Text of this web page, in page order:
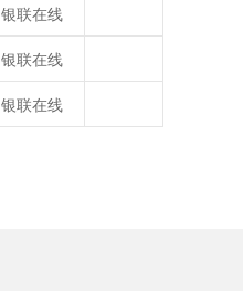
银联在线
银联在线
银联在线